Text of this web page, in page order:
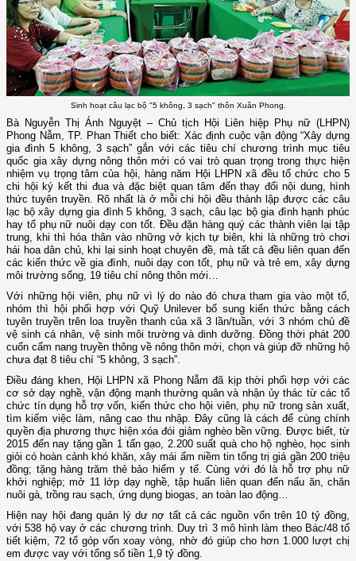
Sinh hoạt câu lạc bộ "5 không, 3 sạch" thôn Xuân Phong.
Bà Nguyễn Thị Ánh Nguyệt – Chủ tịch Hội Liên hiệp Phụ nữ (LHPN)
Phong Nẫm, TP. Phan Thiết cho biết: Xác định cuộc vận động “Xây dựng
gia đình 5 không, 3 sạch” gắn với các tiêu chí chương trình mục tiêu
quốc gia xây dựng nông thôn mới có vai trò quan trọng trong thực hiện
nhiệm vụ trọng tâm của hội, hàng năm Hội LHPN xã đều tổ chức cho 5
chi hội ký kết thi đua và đặc biệt quan tâm đến thay đổi nội dung, hình
thức tuyên truyền. Rõ nhất là ở mỗi chi hội đều thành lập được các câu
lạc bộ xây dựng gia đình 5 không, 3 sạch, câu lạc bộ gia đình hạnh phúc
hay tổ phụ nữ nuôi dạy con tốt. Đều đặn hàng quý các thành viên lại tập
trung, khi thì hóa thân vào những vở kịch tự biên, khi là những trò chơi
hái hoa dân chủ, khi lại sinh hoạt chuyên đề, mà tất cả đều liên quan đến
các kiến thức về gia đình, nuôi dạy con tốt, phụ nữ và trẻ em, xây dựng
môi trường sống, 19 tiêu chí nông thôn mới…
Với những hội viên, phụ nữ vì lý do nào đó chưa tham gia vào một tổ,
nhóm thì hội phối hợp với Quỹ Unilever bổ sung kiến thức bằng cách
tuyên truyền trên loa truyền thanh của xã 3 lần/tuần, với 3 nhóm chủ đề
vệ sinh cá nhân, vệ sinh môi trường và dinh dưỡng. Đồng thời phát 200
cuốn cẩm nang truyền thông về nông thôn mới, chọn và giúp đỡ những hộ
chưa đạt 8 tiêu chí “5 không, 3 sạch”.
Điều đáng khen, Hội LHPN xã Phong Nẫm đã kịp thời phối hợp với các
cơ sở dạy nghề, vận động mạnh thường quân và nhận ủy thác từ các tổ
chức tín dụng hỗ trợ vốn, kiến thức cho hội viên, phụ nữ trong sản xuất,
tìm kiếm việc làm, nâng cao thu nhập. Đây cũng là cách để cùng chính
quyền địa phương thực hiện xóa đói giảm nghèo bền vững. Được biết, từ
2015 đến nay tặng gần 1 tấn gạo, 2.200 suất quà cho hộ nghèo, học sinh
giỏi có hoàn cảnh khó khăn, xây mái ấm niềm tin tổng trị giá gần 200 triệu
đồng; tặng hàng trăm thẻ bảo hiểm y tế. Cùng với đó là hỗ trợ phụ nữ
khởi nghiệp; mở 11 lớp dạy nghề, tập huấn liên quan đến nấu ăn, chăn
nuôi gà, trồng rau sạch, ứng dụng biogas, an toàn lao động…
Hiện nay hội đang quản lý dư nợ tất cả các nguồn vốn trên 10 tỷ đồng,
với 538 hộ vay ở các chương trình. Duy trì 3 mô hình làm theo Bác/48 tổ
tiết kiệm, 72 tổ góp vốn xoay vòng, nhờ đó giúp cho hơn 1.000 lượt chị
em được vay với tổng số tiền 1,9 tỷ đồng.